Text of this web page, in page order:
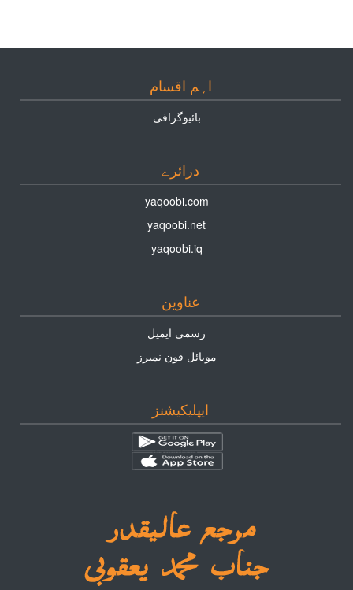
اہم اقسام
بائيوگرافى
درائرے
yaqoobi.com
yaqoobi.net
yaqoobi.iq
عناوين
رسمى ايميل
موبائل فون نمبرز
ايپليكيشنز